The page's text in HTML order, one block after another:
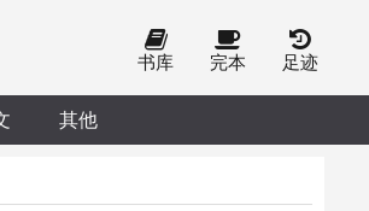
书库 完本 足迹
其他